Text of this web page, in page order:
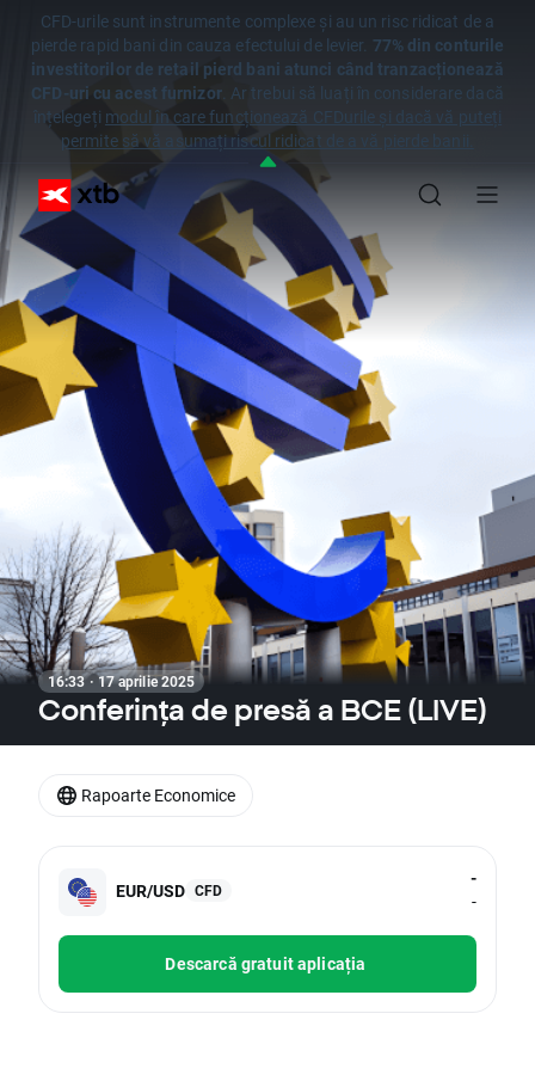
CFD-urile sunt instrumente complexe și au un risc ridicat de a
pierde rapid bani din cauza efectului de levier. 77% din conturile
investitorilor de retail pierd bani atunci când tranzacționează
CFD-uri cu acest furnizor. Ar trebui să luați în considerare dacă
înțelegeți modul în care funcționează CFDurile și dacă vă puteți
permite să vă asumați riscul ridicat de a vă pierde banii.
16:33 · 17 aprilie 2025
Conferința de presă a BCE (LIVE)
EUR/USD CFD
-
-
Descarcă gratuit aplicația
Rapoarte Economice